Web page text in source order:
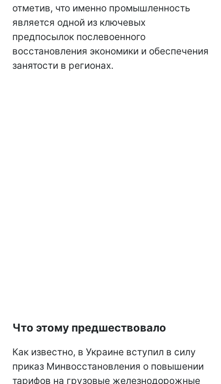
отметив, что именно промышленность
является одной из ключевых
предпосылок послевоенного
восстановления экономики и обеспечения
занятости в регионах.
Что этому предшествовало
Как известно, в Украине вступил в силу
приказ Минвосстановления о повышении
тарифов на грузовые железнодорожные